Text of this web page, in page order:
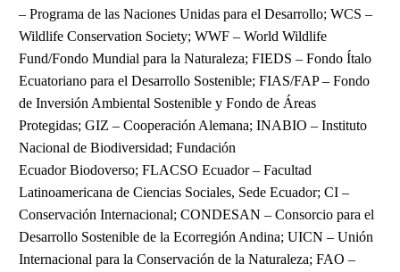
– Programa de las Naciones Unidas para el Desarrollo; WCS –
Wildlife Conservation Society; WWF – World Wildlife
Fund/Fondo Mundial para la Naturaleza; FIEDS – Fondo Ítalo
Ecuatoriano para el Desarrollo Sostenible; FIAS/FAP – Fondo
de Inversión Ambiental Sostenible y Fondo de Áreas
Protegidas; GIZ – Cooperación Alemana; INABIO – Instituto
Nacional de Biodiversidad; Fundación
Ecuador Biodoverso; FLACSO Ecuador – Facultad
Latinoamericana de Ciencias Sociales, Sede Ecuador; CI –
Conservación Internacional; CONDESAN – Consorcio para el
Desarrollo Sostenible de la Ecorregión Andina; UICN – Unión
Internacional para la Conservación de la Naturaleza; FAO –